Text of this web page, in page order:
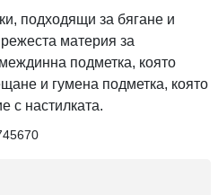
подходящи за бягане и
материя за
подметка, която
и гумена подметка, която
с настилката.